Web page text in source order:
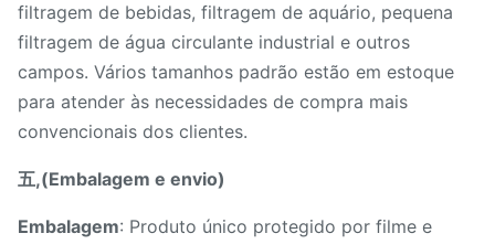
filtragem de bebidas, filtragem de aquário, pequena
filtragem de água circulante industrial e outros
campos. Vários tamanhos padrão estão em estoque
para atender às necessidades de compra mais
convencionais dos clientes.
五,(Embalagem e envio)
Embalagem: Produto único protegido por filme e